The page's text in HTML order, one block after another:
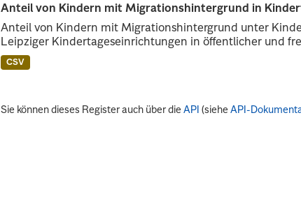
Anteil von Kindern mit Migrationshintergrund in
Anteil von Kindern mit Migrationshintergrund unter
Leipziger Kindertageseinrichtungen in öffentlicher und
CSV
Sie können dieses Register auch über dieAPI (sieheAPI-